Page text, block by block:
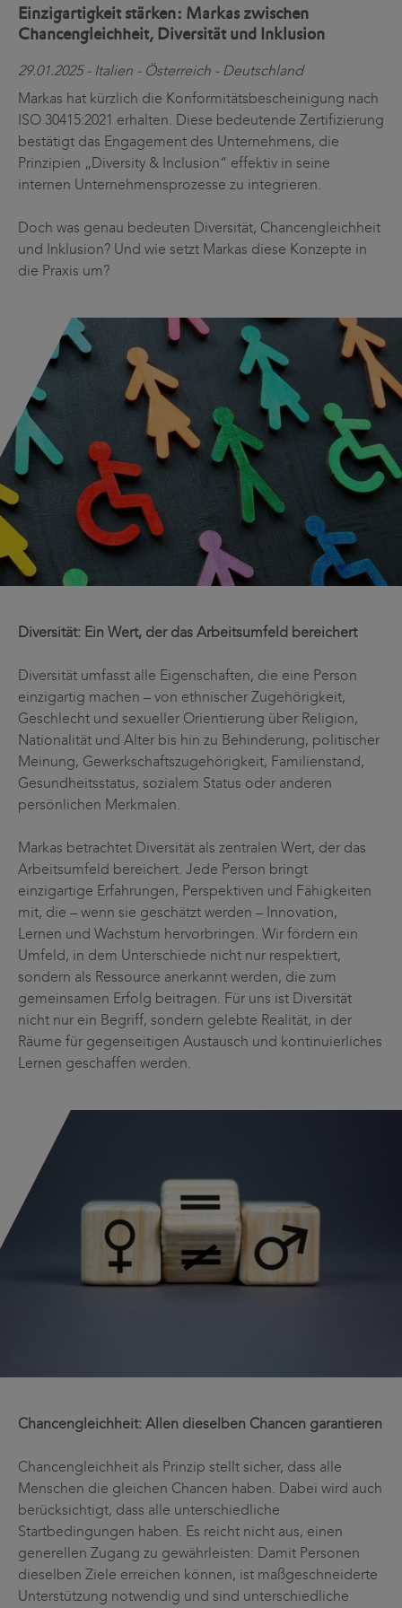
Einzigartigkeit stärken: Markas zwischen
Chancengleichheit, Diversität und Inklusion
29.01.2025 - Italien - Österreich - Deutschland
Markas hat kürzlich die Konformitätsbescheinigung nach
ISO 30415:2021 erhalten. Diese bedeutende Zertifizierung
bestätigt das Engagement des Unternehmens, die
Prinzipien „Diversity & Inclusion“ effektiv in seine
internen Unternehmensprozesse zu integrieren.
Doch was genau bedeuten Diversität, Chancengleichheit
und Inklusion? Und wie setzt Markas diese Konzepte in
die Praxis um?
Diversität: Ein Wert, der das Arbeitsumfeld bereichert
Diversität umfasst alle Eigenschaften, die eine Person
einzigartig machen – von ethnischer Zugehörigkeit,
Geschlecht und sexueller Orientierung über Religion,
Nationalität und Alter bis hin zu Behinderung, politischer
Meinung, Gewerkschaftszugehörigkeit, Familienstand,
Gesundheitsstatus, sozialem Status oder anderen
persönlichen Merkmalen.
Markas betrachtet Diversität als zentralen Wert, der das
Arbeitsumfeld bereichert. Jede Person bringt
einzigartige Erfahrungen, Perspektiven und Fähigkeiten
mit, die – wenn sie geschätzt werden – Innovation,
Lernen und Wachstum hervorbringen. Wir fördern ein
Umfeld, in dem Unterschiede nicht nur respektiert,
sondern als Ressource anerkannt werden, die zum
gemeinsamen Erfolg beitragen. Für uns ist Diversität
nicht nur ein Begriff, sondern gelebte Realität, in der
Räume für gegenseitigen Austausch und kontinuierliches
Lernen geschaffen werden.
Chancengleichheit: Allen dieselben Chancen garantieren
Chancengleichheit als Prinzip stellt sicher, dass alle
Menschen die gleichen Chancen haben. Dabei wird auch
berücksichtigt, dass alle unterschiedliche
Startbedingungen haben. Es reicht nicht aus, einen
generellen Zugang zu gewährleisten: Damit Personen
dieselben Ziele erreichen können, ist maßgeschneiderte
Unterstützung notwendig und sind unterschiedliche